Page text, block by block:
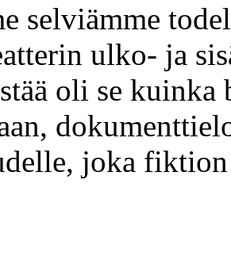
selviämme
ulko- ja
oli se kuinka
joka